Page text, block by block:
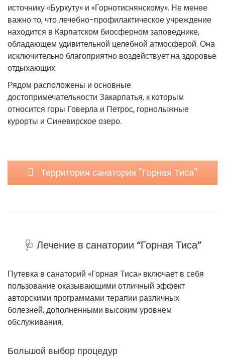
источнику «Буркуту» и «Горнотиснянскому». Не менее
важно то, что лечебно-профилактическое учреждение
находится в Карпатском биосферном заповеднике,
обладающем удивительной целебной атмосферой. Она
исключительно благоприятно воздействует на здоровье
отдыхающих.
Рядом расположены и основные
достопримечательности Закарпатья, к которым
относится горы Говерла и Петрос, горнолыжные
курорты и Синевирское озеро.
Территория санатория "Горная Тиса"
🩺 Лечение в санатории “Горная Тиса”
Путевка в санаторий «Горная Тиса» включает в себя
пользование оказывающими отличный эффект
авторскими программами терапии различных
болезней, дополненными высоким уровнем
обслуживания.
Большой выбор процедур